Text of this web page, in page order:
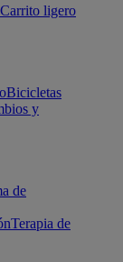
Carrito ligero
Bicicletas
y
de
Terapia de